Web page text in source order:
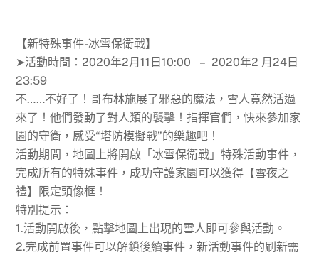
【新特殊事件-冰雪保衛戰】
➤活動時間：2020年2月11日10:00 – 2020年2 月24日
23:59
不……不好了！哥布林施展了邪惡的魔法，雪人竟然活過
來了！他們發動了對人類的襲擊！指揮官們，快來參加家
園的守衛，感受“塔防模擬戰”的樂趣吧！
活動期間，地圖上將開啟「冰雪保衛戰」特殊活動事件，
完成所有的特殊事件，成功守護家園可以獲得【雪夜之
禮】限定頭像框！
特別提示：
1.活動開啟後，點擊地圖上出現的雪人即可參與活動。
2.完成前置事件可以解鎖後續事件，新活動事件的刷新需